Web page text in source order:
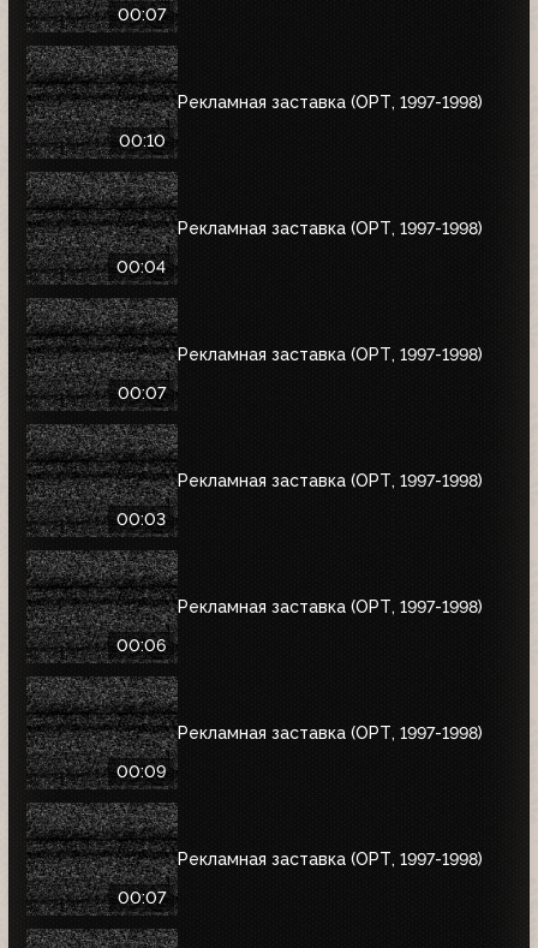
00:07
00:10
Рекламная заставка (ОРТ, 1997-1998)
00:04
Рекламная заставка (ОРТ, 1997-1998)
00:07
Рекламная заставка (ОРТ, 1997-1998)
00:03
Рекламная заставка (ОРТ, 1997-1998)
00:06
Рекламная заставка (ОРТ, 1997-1998)
00:09
Рекламная заставка (ОРТ, 1997-1998)
00:07
Рекламная заставка (ОРТ, 1997-1998)